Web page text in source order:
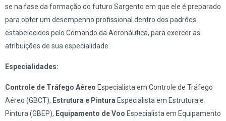
se na fase da formação do futuro Sargento em que ele é preparado
para obter um desempenho profissional dentro dos padrões
estabelecidos pelo Comando da Aeronáutica, para exercer as
atribuições de sua especialidade.
Especialidades:
Controle de Tráfego Aéreo Especialista em Controle de Tráfego
Aéreo (GBCT), Estrutura e Pintura Especialista em Estrutura e
Pintura (GBEP), Equipamento de Voo Especialista em Equipamento